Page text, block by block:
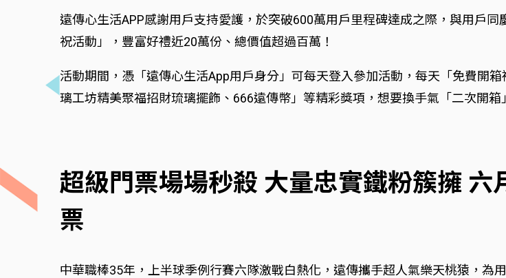
遠傳心生活APP感謝用戶支持愛護，於突破600萬用戶里程碑達成之際，與用戶
祝活動」，豐富好禮近20萬份、總價值超過百萬！
活動期間，憑「遠傳心生活App用戶身分」可每天登入參加活動，每天「免費開
璃工坊精美聚福招財琉璃擺飾、666遠傳幣」等精彩獎項，想要換手氣「二次開箱
超級門票場場秒殺 大量忠實鐵粉簇擁
票
中華職棒35年，上半球季例行賽六隊激戰白熱化，遠傳攜手超人氣樂天桃猿，為